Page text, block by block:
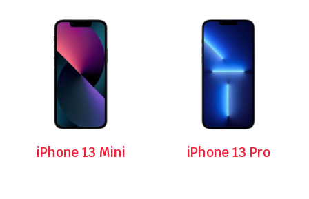
iPhone 13 Mini iPhone 13 Pro